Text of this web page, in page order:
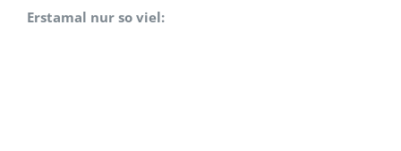
Erstamal nur so viel: